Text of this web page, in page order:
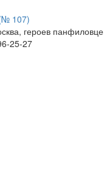
107)
героев
25-27